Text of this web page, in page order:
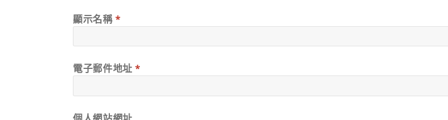
顯示名稱*
電子郵件地址*